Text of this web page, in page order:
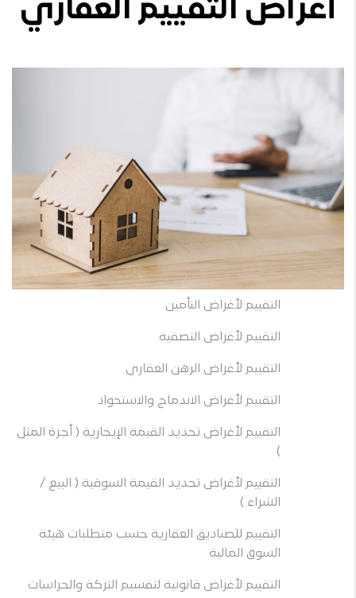
أغراض التقييم العقاري
التقييم لأغراض التأمين
التقييم لأغراض التصفية
التقييم لأغراض الرهن العقاري
التقييم لأغراض الاندماج والاستحواذ
التقييم لأغراض تحديد القيمة الإيجارية ( أجرة المثل
)
التقييم لأغراض تحديد القيمة السوقية ( البيع /
الشراء )
التقييم للصناديق العقارية حسب متطلبات هيئة
السوق المالية
التقييم لأغراض قانونية لتقسيم التركة والحراسات